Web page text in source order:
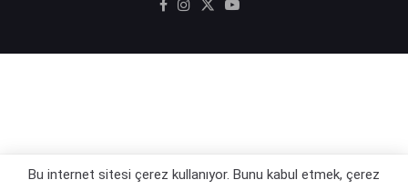
Bu internet sitesi çerez kullanıyor. Bunu kabul etmek, çerez